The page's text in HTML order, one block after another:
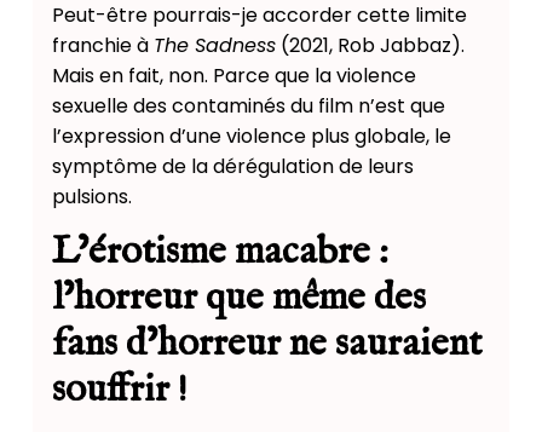
Peut-être pourrais-je accorder cette limite
franchie à The Sadness(2021, Rob Jabbaz).
Mais en fait, non. Parce que la violence
sexuelle des contaminés du film n’est que
l’expression d’une violence plus globale, le
symptôme de la dérégulation de leurs
pulsions.
L’érotisme macabre :
l’horreur que même des
fans d’horreur ne sauraient
souffrir !